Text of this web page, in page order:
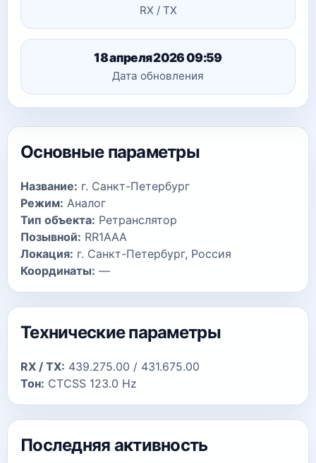
RX / TX
18 апреля 2026 09:59
Дата обновления
Основные параметры
Название: г. Санкт-Петербург
Режим: Аналог
Тип объекта: Ретранслятор
Позывной: RR1AAA
Локация: г. Санкт-Петербург, Россия
Координаты: —
Технические параметры
RX / TX: 439.275.00 / 431.675.00
Тон: CTCSS 123.0 Hz
Последняя активность